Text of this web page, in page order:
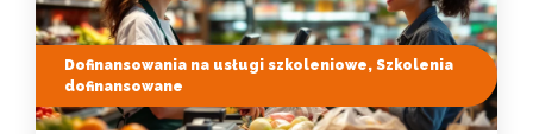
Dofinansowania na usługi szkoleniowe, Szkolenia
dofinansowane